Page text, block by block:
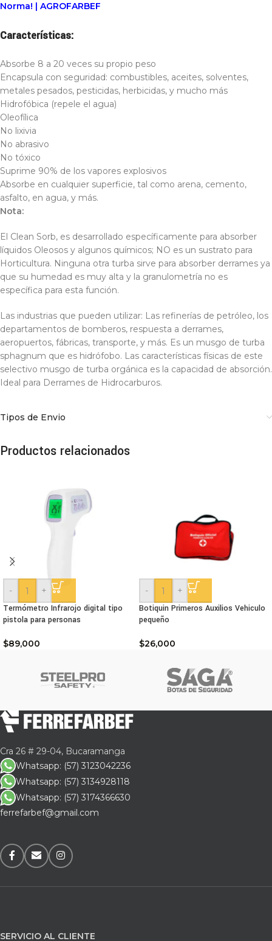
Norma! | AGROFARBEF
Características:
Absorbe 8 a 20 veces su propio peso
Encapsula con seguridad: combustibles, aceites, solventes,
metales pesados, pesticidas, herbicidas, y mucho más
Hidrofóbica (repele el agua)
Oleofílica
No lixivia
No abrasivo
No tóxico
Suprime 90% de los vapores explosivos
Absorbe en cualquier superficie, tal como arena, cemento,
asfalto, en agua, y más.
Nota:
El Clean Sorb, es desarrollado específicamente para absorber
líquidos Oleosos y algunos químicos; NO es un sustrato para
Horticultura. Ninguna otra turba sirve para absorber derrames ya
que su humedad es muy alta y la granulometría no es
específica para esta función.
Las industrias que pueden utilizar: Las refinerías de petróleo, los
departamentos de bomberos, respuesta a derrames,
aeropuertos, fábricas, transporte, y más. Es un musgo de turba
sphagnum que es hidrófobo. Las características físicas de este
selectivo musgo de turba orgánica es la capacidad de absorción.
Ideal para Derrames de Hidrocarburos.
Tipos de Envio
Productos relacionados
-
+
Termómetro Infrarojo digital tipo
pistola para personas
$89,000
-
+
Botiquin Primeros Auxilios Vehiculo
pequeño
$26,000
Cra 26 # 29-04, Bucaramanga
Whatsapp: (57) 3123042236
Whatsapp: (57) 3134928118
Whatsapp: (57) 3174366630
ferrefarbef@gmail.com
SERVICIO AL CLIENTE